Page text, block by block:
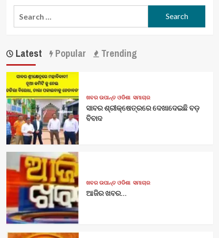
Latest Popular Trending
ଖବର ଉପାନ୍ତ ଓଡିଶା ସମାଚାର
ସାବର ଶ୍ରୀକ୍ଷେତ୍ରରେ ଦେଖାଦେଇଛି ବଡ଼
ବିବାଦ
ଖବର ଉପାନ୍ତ ଓଡିଶା ସମାଚାର
ଆଜିର ଖବର…